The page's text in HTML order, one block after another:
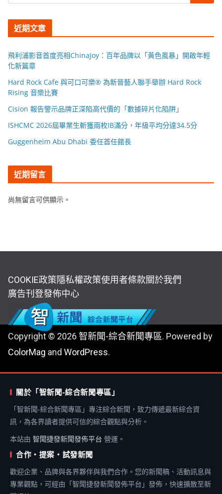
近期文章
飛利浦影音首度亮相ChinaJoy：百年品牌以「黃色風暴」開啟年輕
化新篇章
Hard Rock Cafe 與可口可樂® 為新晉藝人聯手舉辦 Hard Rock
Rising 音樂比賽
Cision 報告警示品牌正深陷高代價的「數據碎片化陷阱」
ISHCMC 2026屆畢業生斬獲兩枚IB滿分，年級平均分達34.5分
Guggenheim Abu Dhabi 委任首任館長
近期留言
尚無留言可供顯示。
COOKIE政策隱私權政策使用者條款關於我們
廣告刊登發佈中心
Copyright © 2026 智新聞-綜合新聞專區. Powered by
ColorMag and WordPress.
關於「智新聞-綜合新聞專區」
「智新聞-綜合新聞專區」專注綜合新聞，致力傳遞最新綜合資
訊，為各界讀者提供可信的綜合觀點與分析。
本站由 智聞捷發新聞發佈平台 營運。
合作・提案・試發新聞
歡迎企業、品牌與各界夥伴與我們合作。您的新聞稿、活動訊息與
專業觀點，可經由「智聞捷發新聞發佈平台」發佈，快速擴散至新